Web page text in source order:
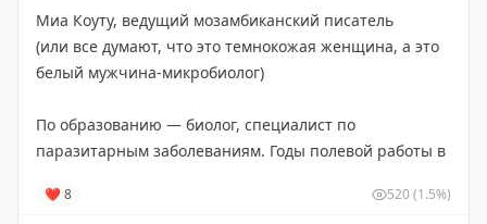
требует компенсацию за полученные травмы и
психологический ущерб, а также привлекает
внимание к проблеме безопасности пассажиров на
своих клиентов.
Gary Leff
Миа Коуту, ведущий мозамбиканский писатель
(или все думают, что это темнокожая женщина, а это
белый мужчина-микробиолог)
По образованию — биолог, специалист по
паразитарным заболеваниям. Годы полевой работы в
антропологический опыт. Так что переход к письму не
❤ 8 520(1.5%)